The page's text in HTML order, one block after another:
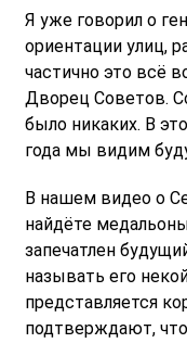
Я уже говорил о
ориентации улиц,
частично это всё
Дворец Советов.
было никаких. В
года мы видим
В нашем видео о
найдёте
запечатлен
называть его
представляется
подтверждают,